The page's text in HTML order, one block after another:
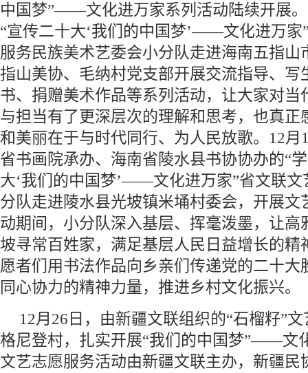
中国梦”——文化进万家系列活动陆续开展。
“宣传二十大‘我们的中国梦’——文化进万家
服务民族美术艺委会小分队走进海南五指山
指山美协、毛纳村党支部开展交流指导、写
书、捐赠美术作品等系列活动，让大家对当
与担当有了更深层次的理解和思考，也真正
和美丽在于与时代同行、为人民放歌。12月
省书画院承办、海南省陵水县书协协办的“
大‘我们的中国梦’——文化进万家”省文联文
分队走进陵水县光坡镇米埇村委会，开展文
动期间，小分队深入基层、挥毫泼墨，让高
坡寻常百姓家，满足基层人民日益增长的精
愿者们用书法作品向乡亲们传递党的二十大
同心协力的精神力量，推进乡村文化振兴。
12月26日，由新疆文联组织的“石榴籽”
格尼登村，扎实开展“我们的中国梦”——文
文艺志愿服务活动由新疆文联主办，新疆民